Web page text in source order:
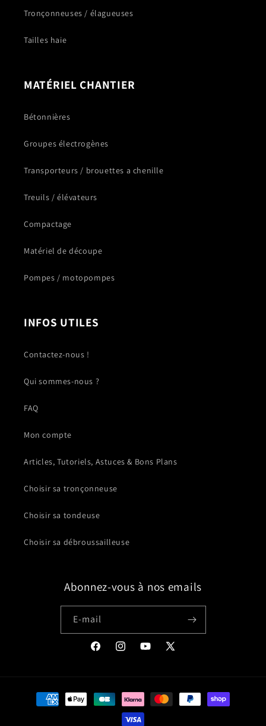
Tronçonneuses / élagueuses
Tailles haie
MATÉRIEL CHANTIER
Bétonnières
Groupes électrogènes
Transporteurs / brouettes a chenille
Treuils / élévateurs
Compactage
Matériel de découpe
Pompes / motopompes
INFOS UTILES
Contactez-nous !
Qui sommes-nous ?
FAQ
Mon compte
Articles, Tutoriels, Astuces & Bons Plans
Choisir sa tronçonneuse
Choisir sa tondeuse
Choisir sa débroussailleuse
Abonnez-vous à nos emails
E-mail
FacebookInstagramYouTube
X
Moyens